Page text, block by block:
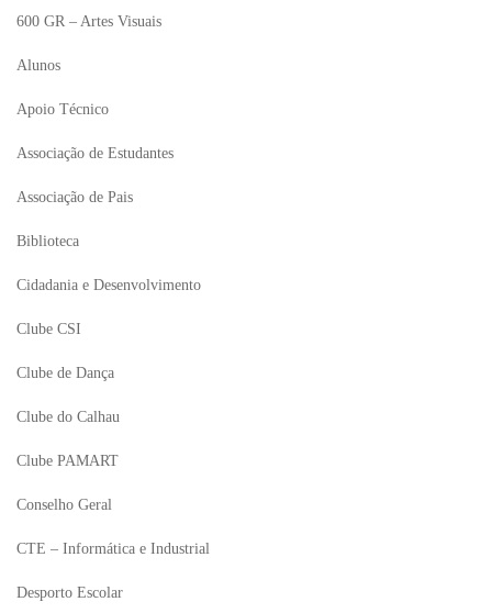
600 GR – Artes Visuais
Alunos
Apoio Técnico
Associação de Estudantes
Associação de Pais
Biblioteca
Cidadania e Desenvolvimento
Clube CSI
Clube de Dança
Clube do Calhau
Clube PAMART
Conselho Geral
CTE – Informática e Industrial
Desporto Escolar